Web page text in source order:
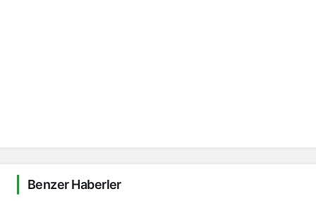
Benzer Haberler